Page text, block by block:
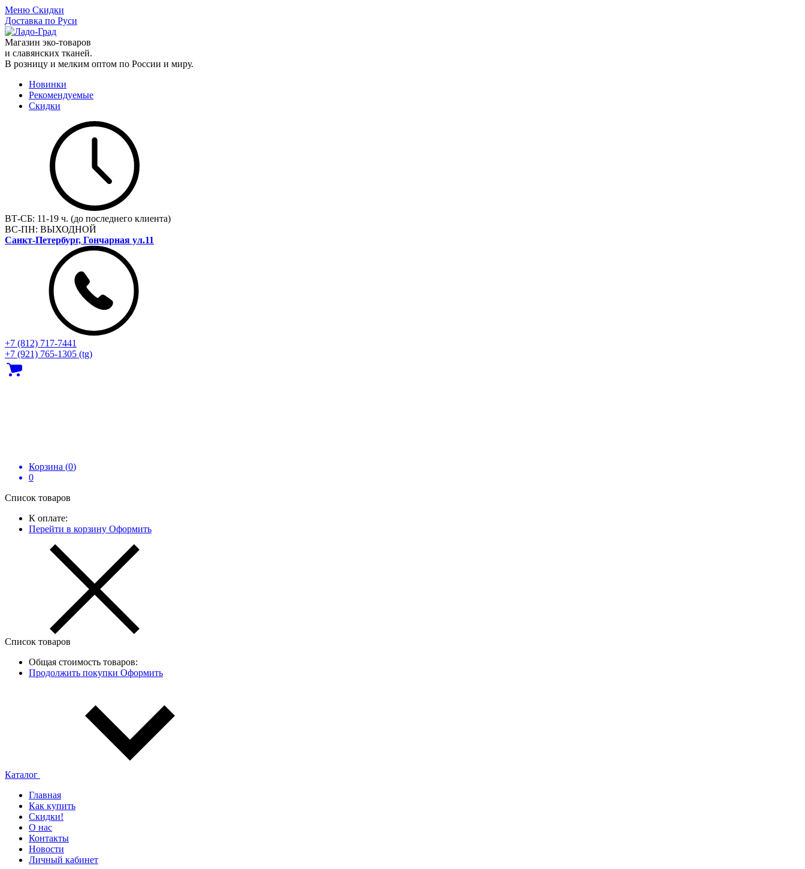
Меню Скидки
Доставка по Руси
Магазин эко-товаров
и славянских тканей.
В розницу и мелким оптом по России и миру.
Новинки
Рекомендуемые
Скидки
ВТ-СБ: 11-19 ч. (до последнего клиента)
ВС-ПН: ВЫХОДНОЙ
Санкт-Петербург, Гончарная ул.11
+7 (812) 717‑7441
+7 (921) 765-1305 (tg)
Корзина (0)
0
Список товаров
К оплате:
Перейти в корзину Оформить
Список товаров
Общая стоимость товаров:
Продолжить покупки Оформить
Каталог
Главная
Как купить
Скидки!
О нас
Контакты
Новости
Личный кабинет